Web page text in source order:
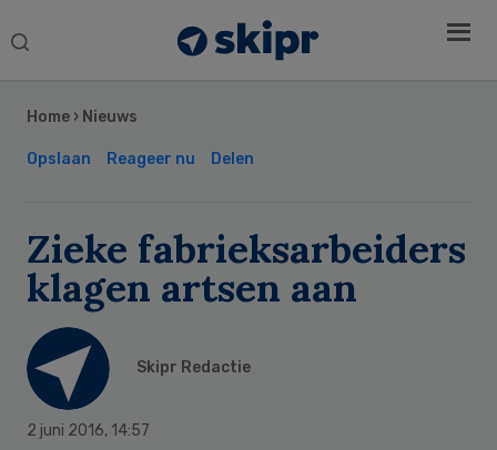
Search
Home › Nieuws
Opslaan Reageer nu Delen
Zieke fabrieksarbeiders
klagen artsen aan
Skipr Redactie
2 juni 2016, 14:57
Sidebar